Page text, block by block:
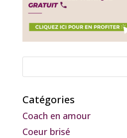
Catégories
Coach en amour
Coeur brisé